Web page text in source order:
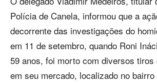
Polícia de Canela, informou que a
decorrente das investigações do
em 11 de setembro, quando Roni
59 anos, foi morto com diversos tiros
em seu mercado, localizado no